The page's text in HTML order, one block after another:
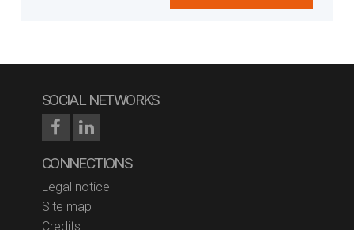
SOCIAL NETWORKS
CONNECTIONS
Legal notice
Site map
Credits